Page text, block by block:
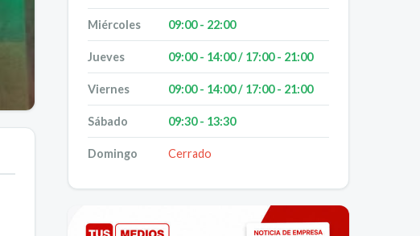
Miércoles 09:00 - 22:00
Jueves 09:00 - 14:00 / 17:00 - 21:00
Viernes 09:00 - 14:00 / 17:00 - 21:00
Sábado 09:30 - 13:30
Domingo Cerrado